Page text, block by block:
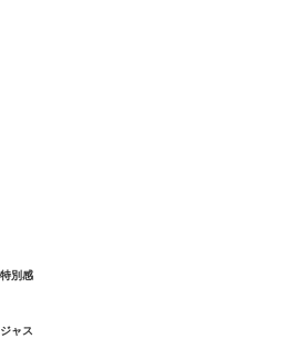
特別感
ャス